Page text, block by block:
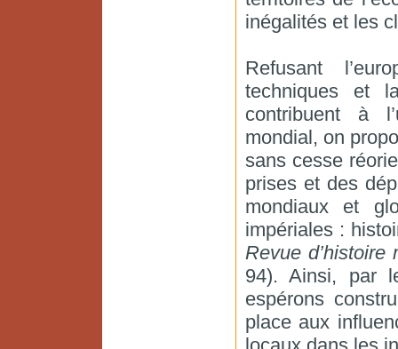
inégalités et les
Refusant
techniques et
contribuent à
mondial, on
sans cesse
prises et des
mondiaux et
impériales :
Revue d’histoire
94). Ainsi, par
espérons
place aux